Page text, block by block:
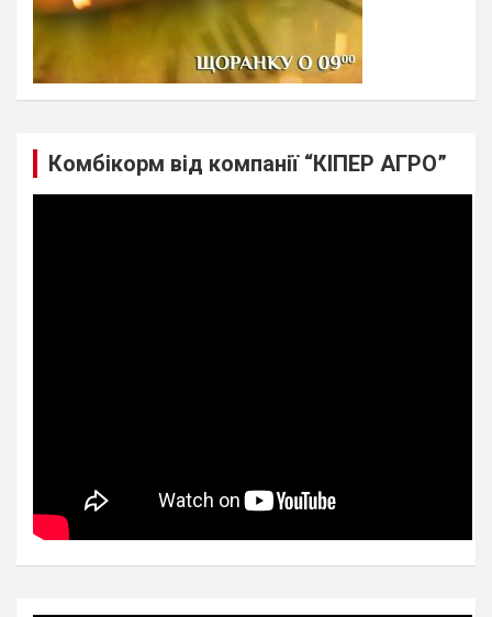
Комбікорм від компанії “КІПЕР АГРО”